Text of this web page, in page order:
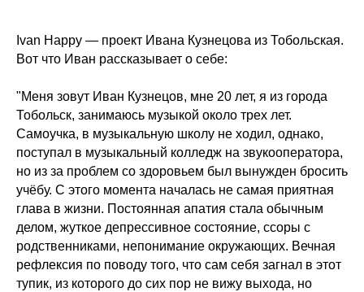
Ivan Happy — проект Ивана Кузнецова из Тобольская.
Вот что Иван рассказывает о себе:
"Меня зовут Иван Кузнецов, мне 20 лет, я из города
Тобольск, занимаюсь музыкой около трех лет.
Самоучка, в музыкальную школу не ходил, однако,
поступал в музыкальный колледж на звукооператора,
но из за проблем со здоровьем был вынужден бросить
учёбу. С этого момента началась не самая приятная
глава в жизни. Постоянная апатия стала обычным
делом, жуткое депрессивное состояние, ссоры с
родственниками, непонимание окружающих. Вечная
рефлексия по поводу того, что сам себя загнал в этот
тупик, из которого до сих пор не вижу выхода, но